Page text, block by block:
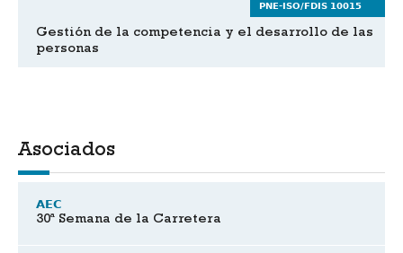
PNE-ISO/FDIS 10015
Gestión de la competencia y el desarrollo de las
personas
Asociados
AEC
30ª Semana de la Carretera